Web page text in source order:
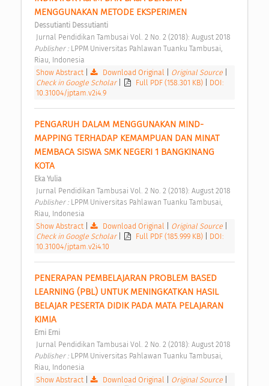
MENGGUNAKAN METODE EKSPERIMEN
Dessutianti Dessutianti
Jurnal Pendidikan Tambusai Vol. 2 No. 2 (2018): August 2018
Publisher : LPPM Universitas Pahlawan Tuanku Tambusai,
Riau, Indonesia
Show Abstract| Download Original Original Source
Check in Google Scholar
Full PDF (158.301 KB)
DOI:
10.31004/jptam.v2i4.9
PENGARUH DALAM MENGGUNAKAN MIND-
MAPPING TERHADAP KEMAMPUAN DAN MINAT
MEMBACA SISWA SMK NEGERI 1 BANGKINANG
KOTA
Eka Yulia
Jurnal Pendidikan Tambusai Vol. 2 No. 2 (2018): August 2018
Publisher : LPPM Universitas Pahlawan Tuanku Tambusai,
Riau, Indonesia
Show Abstract| Download Original Original Source
Check in Google Scholar
Full PDF (185.999 KB)
DOI:
10.31004/jptam.v2i4.10
PENERAPAN PEMBELAJARAN PROBLEM BASED
LEARNING (PBL) UNTUK MENINGKATKAN HASIL
BELAJAR PESERTA DIDIK PADA MATA PELAJARAN
KIMIA
Erni Erni
Jurnal Pendidikan Tambusai Vol. 2 No. 2 (2018): August 2018
Publisher : LPPM Universitas Pahlawan Tuanku Tambusai,
Riau, Indonesia
Show Abstract| Download Original Original Source